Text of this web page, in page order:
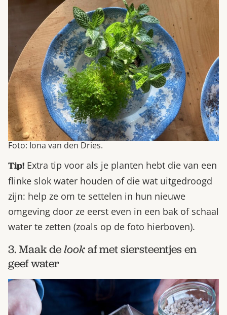
Foto: Iona van den Dries.
Tip! Extra tip voor als je planten hebt die van een
flinke slok water houden of die wat uitgedroogd
zijn: help ze om te settelen in hun nieuwe
omgeving door ze eerst even in een bak of schaal
water te zetten (zoals op de foto hierboven).
3. Maak delookaf met siersteentjes en
geef water